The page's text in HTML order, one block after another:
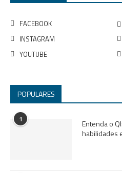
FACEBOOK
INSTAGRAM
YOUTUBE
POPULARES
1
Entenda o
habilidades